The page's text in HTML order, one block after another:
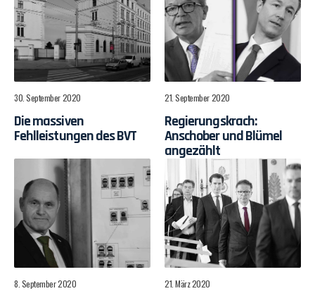
30. September 2020
Die massiven
Fehlleistungen des BVT
21. September 2020
Regierungskrach:
Anschober und Blümel
angezählt
8. September 2020 21. März 2020